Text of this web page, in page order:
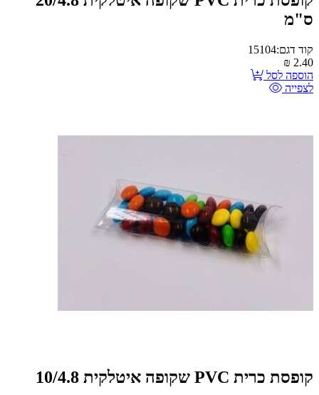
ס"מ
קוד דגם:15104
2.40
₪
הוספה לסל
לצפייה
קופסת כרית PVC שקופה איטלקית 10/4.8